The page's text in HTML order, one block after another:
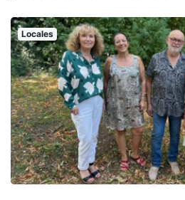
Locales